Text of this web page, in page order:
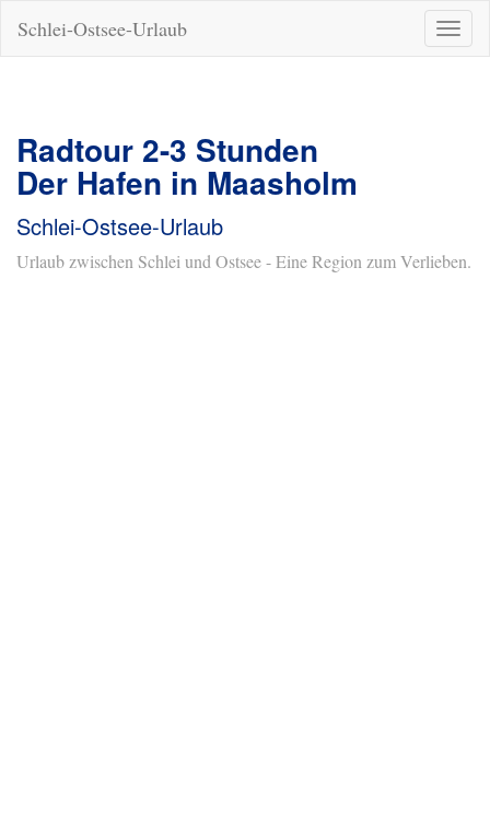
ein-/
Schlei-Ostsee-Urlaub
Radtour 2-3 Stunden
Der Hafen in Maasholm
Schlei-Ostsee-Urlaub
Urlaub zwischen Schlei und Ostsee - Eine Region zum Verlieben.